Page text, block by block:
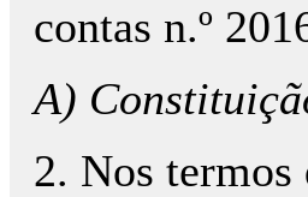
contas n.º
A)
2. Nos termos